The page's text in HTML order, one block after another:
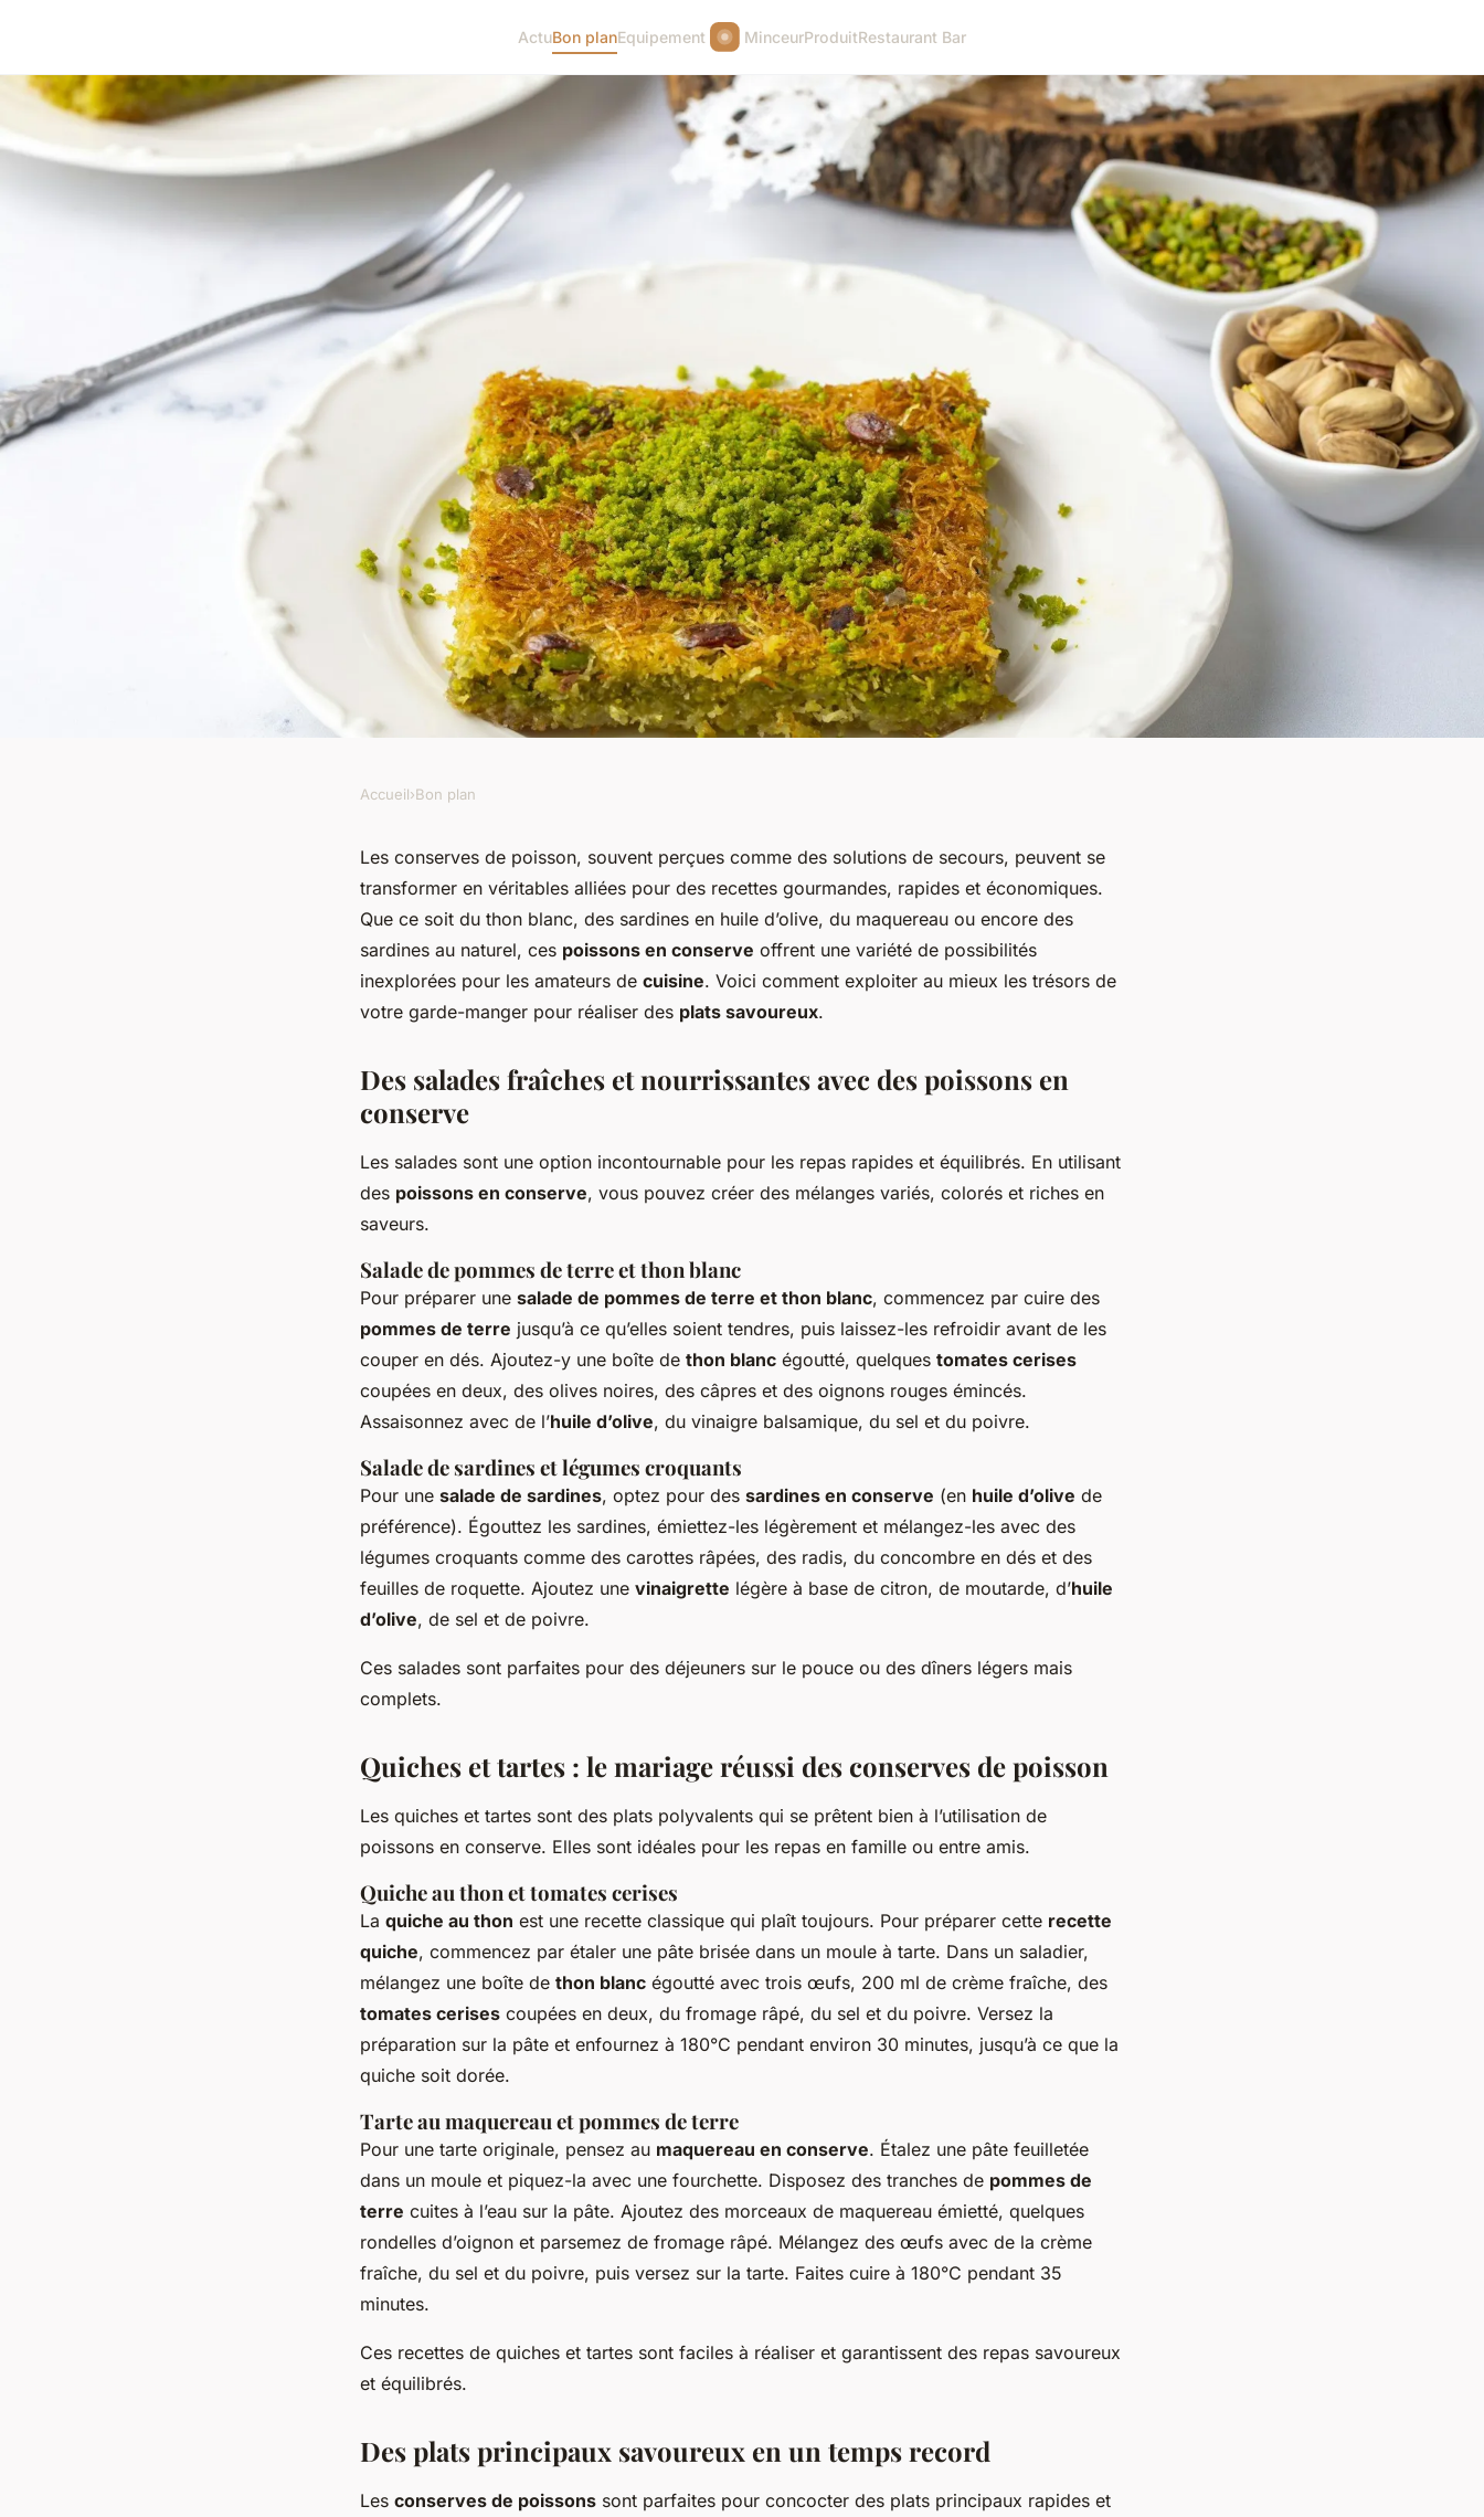
ActuBon planEquipement MinceurProduitRestaurant Bar
Comment préparer des plats
savoureux avec des poissons en
Accueil›Bon plan
Les conserves de poisson, souvent perçues comme des solutions de secours, peuvent se
transformer en véritables alliées pour des recettes gourmandes, rapides et économiques.
Que ce soit du thon blanc, des sardines en huile d’olive, du maquereau ou encore des
sardines au naturel, ces poissons en conserve offrent une variété de possibilités
inexplorées pour les amateurs de cuisine. Voici comment exploiter au mieux les trésors de
votre garde-manger pour réaliser des plats savoureux.
Des salades fraîches et nourrissantes avec des poissons en
conserve
Les salades sont une option incontournable pour les repas rapides et équilibrés. En utilisant
des poissons en conserve, vous pouvez créer des mélanges variés, colorés et riches en
saveurs.
Salade de pommes de terre et thon blanc
Pour préparer une salade de pommes de terre et thon blanc, commencez par cuire des
pommes de terre jusqu’à ce qu’elles soient tendres, puis laissez-les refroidir avant de les
couper en dés. Ajoutez-y une boîte de thon blanc égoutté, quelques tomates cerises
coupées en deux, des olives noires, des câpres et des oignons rouges émincés.
Assaisonnez avec de l’huile d’olive, du vinaigre balsamique, du sel et du poivre.
Salade de sardines et légumes croquants
Pour une salade de sardines, optez pour des sardines en conserve (en huile d’olive de
préférence). Égouttez les sardines, émiettez-les légèrement et mélangez-les avec des
légumes croquants comme des carottes râpées, des radis, du concombre en dés et des
feuilles de roquette. Ajoutez une vinaigrette légère à base de citron, de moutarde, d’huile
d’olive, de sel et de poivre.
Ces salades sont parfaites pour des déjeuners sur le pouce ou des dîners légers mais
complets.
Quiches et tartes : le mariage réussi des conserves de poisson
Les quiches et tartes sont des plats polyvalents qui se prêtent bien à l’utilisation de
poissons en conserve. Elles sont idéales pour les repas en famille ou entre amis.
Quiche au thon et tomates cerises
La quiche au thon est une recette classique qui plaît toujours. Pour préparer cette recette
quiche, commencez par étaler une pâte brisée dans un moule à tarte. Dans un saladier,
mélangez une boîte de thon blanc égoutté avec trois œufs, 200 ml de crème fraîche, des
tomates cerises coupées en deux, du fromage râpé, du sel et du poivre. Versez la
préparation sur la pâte et enfournez à 180°C pendant environ 30 minutes, jusqu’à ce que la
quiche soit dorée.
Tarte au maquereau et pommes de terre
Pour une tarte originale, pensez au maquereau en conserve. Étalez une pâte feuilletée
dans un moule et piquez-la avec une fourchette. Disposez des tranches de pommes de
terre cuites à l’eau sur la pâte. Ajoutez des morceaux de maquereau émietté, quelques
rondelles d’oignon et parsemez de fromage râpé. Mélangez des œufs avec de la crème
fraîche, du sel et du poivre, puis versez sur la tarte. Faites cuire à 180°C pendant 35
minutes.
Ces recettes de quiches et tartes sont faciles à réaliser et garantissent des repas savoureux
et équilibrés.
Des plats principaux savoureux en un temps record
Les conserves de poissons sont parfaites pour concocter des plats principaux rapides et